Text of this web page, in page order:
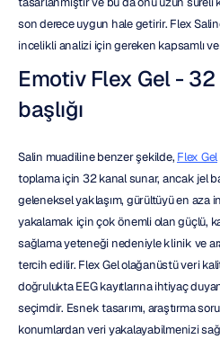
son derece uygun hale getirir. Flex
incelikli analizi için gereken kapsamlı
Emotiv Flex Gel - 32
başlığı
Salin muadiline benzer şekilde, Flex Gel
toplama için 32 kanal sunar, ancak jel
geleneksel yaklaşım, gürültüyü en aza
yakalamak için çok önemli olan güçlü,
sağlama yeteneği nedeniyle klinik ve
tercih edilir. Flex Gel olağanüstü veri
doğrulukta EEG kayıtlarına ihtiyaç
seçimdir. Esnek tasarımı, araştırma
konumlardan veri yakalayabilmenizi